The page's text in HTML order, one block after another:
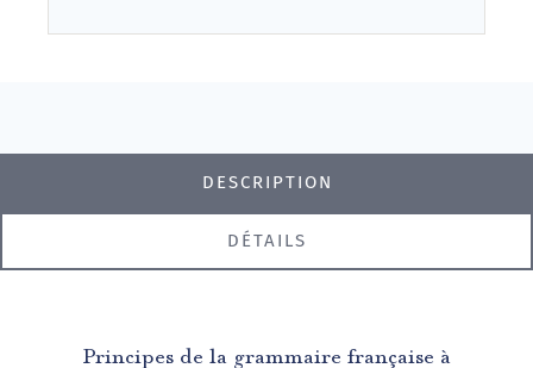
DESCRIPTION
DÉTAILS
Principes de la grammaire française à